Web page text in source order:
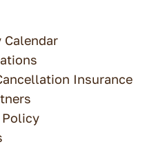
Calendar
Insurance
Policy